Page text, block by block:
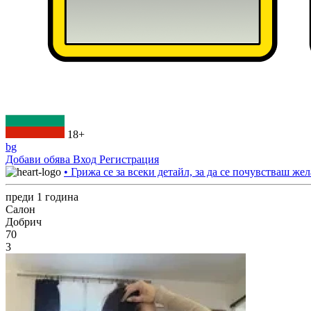
18+
bg
Добави обява Вход Регистрация
• Грижа се за всеки детайл, за да се почувстваш
преди 1 година
Салон
Добрич
70
3